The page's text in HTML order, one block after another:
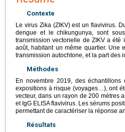
Contexte
Le virus Zika (ZIKV) est un flavivirus.
dengue et le chikungunya, sont
transmission vectorielle de ZIKV a
août, habitant un même quartier. Une
transmission autochtone, et la part des
Méthodes
En novembre 2019, des
expositions à risque (voyages…), ont
vecteur, dans un rayon de 200 mètres
et IgG ELISA flavivirus. Les sérums
permettant de caractériser la réponse
Résultats